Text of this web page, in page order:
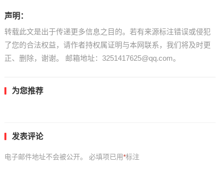
声明：
转载此文是出于传递更多信息之目的。若有来源标注错误或侵犯
了您的合法权益，请作者持权属证明与本网联系，我们将及时更
正、删除，谢谢。 邮箱地址：3251417625@qq.com。
为您推荐
发表评论
电子邮件地址不会被公开。 必填项已用*标注